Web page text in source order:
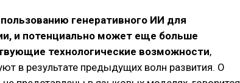
генеративного ИИ для
и потенциально может еще больше
технологические возможности,
в результате предыдущих волн развития. О